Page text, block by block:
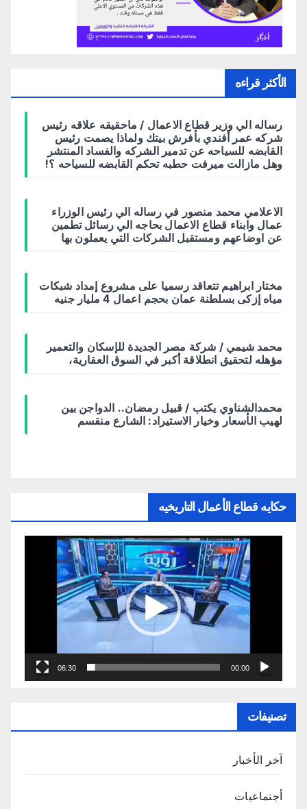
الأكثر قراءه
رساله الي وزير قطاع الاعمال / ماحقيقه علاقه رئيس
شركه عمر أفندي بأفرش بيتك ولماذا يصمت رئيس
القابضه للسياحه عن تدمير الشركه والفساد المنتشر
وهل مازالت ميرفت حطبه تحكم القابضه للسياحه ؟!
الاعلامي محمد منصور في رساله الي رئيس الوزراء
عمال وابناء قطاع الاعمال بحاجه الي رسائل تطمين
عن اوضاعهم ومستقبل الشركات التي يعملون بها
مختار ابراهيم تتعاقد رسميا على مشروع إمداد شبكات
مياه إزكى بسلطنة عمان بحجم اعمال 4 مليار جنيه
محمد شيمي / شركة مصر الجديدة للإسكان والتعمير
مؤهله لتحقيق انطلاقة أكبر في السوق العقارية،
محمدالشناوي يكتب / قبيل رمضان.. الدواجن بين
لهيب الأسعار وخيار الاستيراد: الشارع منقسم
حكايه قطاع الأعمال التاريخيه
00:00
06:30
تصنيفات
آخر الأخبار
أجتماعيات